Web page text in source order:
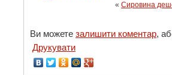
« Сировина
Ви можете залишити коментар,
Друкувати